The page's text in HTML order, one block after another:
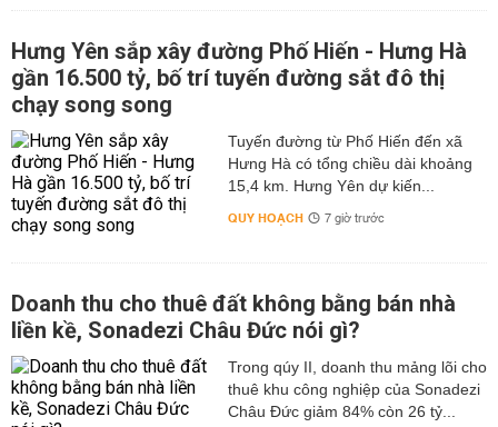
Hưng Yên sắp xây đường Phố Hiến - Hưng Hà
gần 16.500 tỷ, bố trí tuyến đường sắt đô thị
chạy song song
Tuyến đường từ Phố Hiến đến xã
Hưng Hà có tổng chiều dài khoảng
15,4 km. Hưng Yên dự kiến...
QUY HOẠCH 7 giờ trước
Doanh thu cho thuê đất không bằng bán nhà
liền kề, Sonadezi Châu Đức nói gì?
Trong qúy II, doanh thu mảng lõi cho
thuê khu công nghiệp của Sonadezi
Châu Đức giảm 84% còn 26 tỷ...